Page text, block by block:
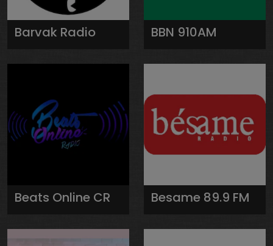
Barvak Radio BBN 910AM
Beats Online CR Besame 89.9 FM